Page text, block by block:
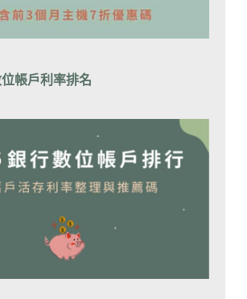
帳戶利率排名